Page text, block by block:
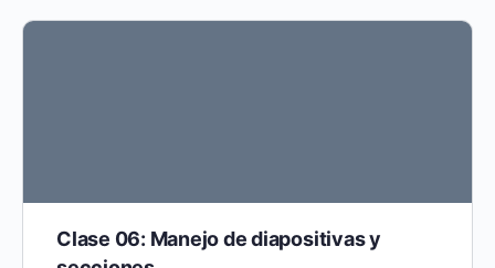
Clase 06: Manejo de diapositivas y